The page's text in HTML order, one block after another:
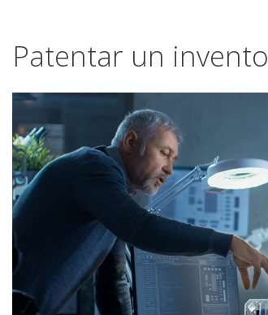
Patentar un invento